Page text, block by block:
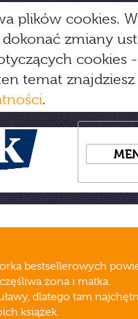
plików cookies.
zmiany
cookies
temat
.
bestsellerowych
żona i matka.
dlatego tam
książek.